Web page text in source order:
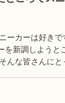
を新調しよう
んな皆さんに